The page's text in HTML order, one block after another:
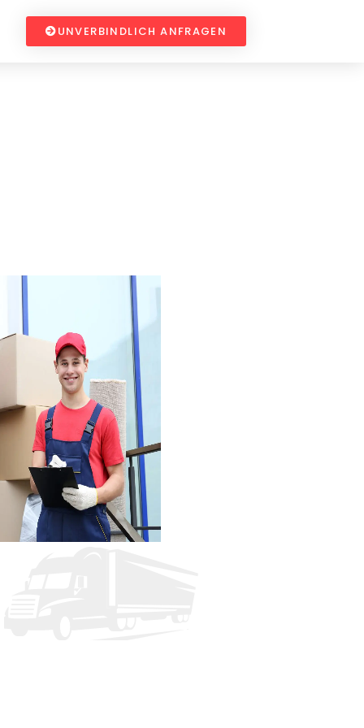
UNVERBINDLICH ANFRAGEN